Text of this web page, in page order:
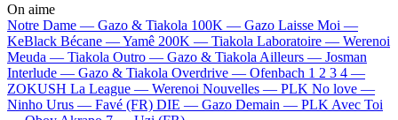
On aime
Notre Dame — Gazo & Tiakola 100K — Gazo Laisse Moi —
KeBlack Bécane —Yamê 200K — Tiakola Laboratoire — Werenoi
Meuda — Tiakola Outro — Gazo & Tiakola Ailleurs — Josman
Interlude — Gazo & Tiakola Overdrive — Ofenbach 1 2 3 4 —
ZOKUSH La League — Werenoi Nouvelles — PLK No love —
Ninho Urus — Favé (FR) DIE — Gazo Demain — PLK Avec Toi